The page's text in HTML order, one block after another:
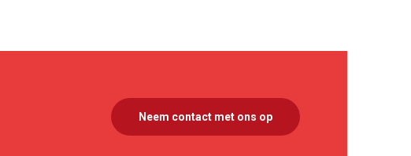
Neem contact met ons op